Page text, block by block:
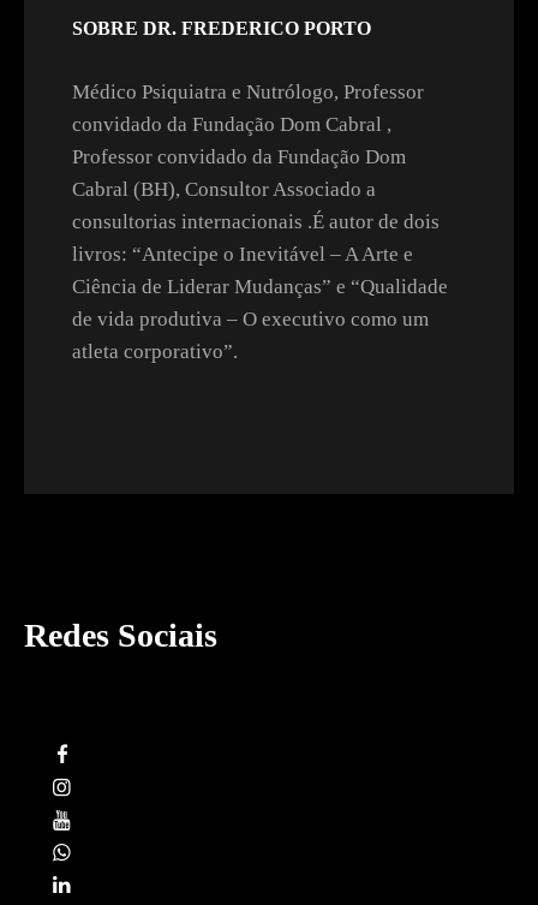
SOBRE DR. FREDERICO PORTO
Médico Psiquiatra e Nutrólogo, Professor
convidado da Fundação Dom Cabral ,
Professor convidado da Fundação Dom
Cabral (BH), Consultor Associado a
consultorias internacionais .É autor de dois
livros: “Antecipe o Inevitável – A Arte e
Ciência de Liderar Mudanças” e “Qualidade
de vida produtiva – O executivo como um
atleta corporativo”.
Redes Sociais